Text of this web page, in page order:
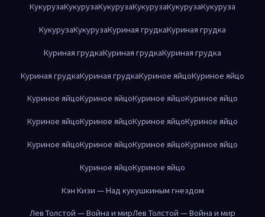
КукурузаКукурузаКукурузаКукурузаКукурузаКукуруза
КукурузаКукурузаКуриная грудкаКуриная грудка
Куриная грудкаКуриная грудкаКуриная грудка
Куриная грудкаКуриная грудкаКуриное яйцоКуриное яйцо
Куриное яйцоКуриное яйцоКуриное яйцоКуриное яйцо
Куриное яйцоКуриное яйцоКуриное яйцоКуриное яйцо
Куриное яйцоКуриное яйцоКуриное яйцоКуриное яйцо
Куриное яйцоКуриное яйцо
Кэн Кизи — Над кукушкиным гнездом
Лев Толстой — Война и мирЛев Толстой — Война и мир